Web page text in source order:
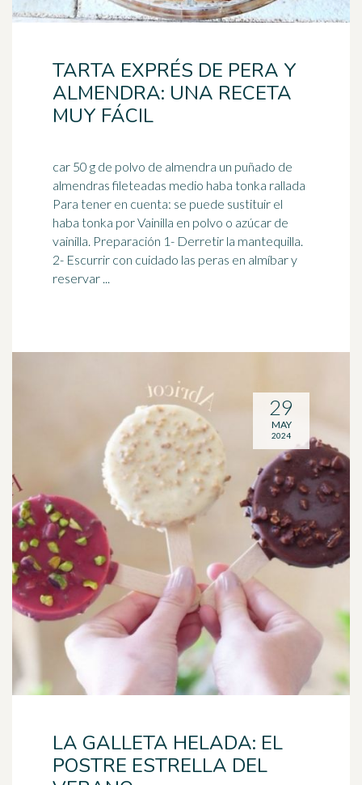
TARTA EXPRÉS DE PERA Y
ALMENDRA: UNA RECETA
MUY FÁCIL
car 50 g de polvo de almendra un puñado de
almendras fileteadas medio haba tonka rallada
Para tener en cuenta: se puede sustituir el
haba tonka por Vainilla en polvo o azúcar de
vainilla. Preparación 1- Derretir la mantequilla.
2- Escurrir con cuidado las peras en almíbar y
reservar ...
LA GALLETA HELADA: EL
POSTRE ESTRELLA DEL
29
MAY
2024